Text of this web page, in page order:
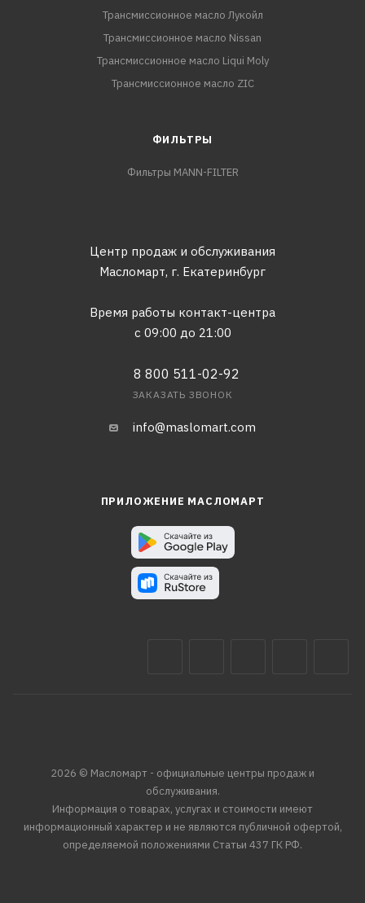
Трансмиссионное масло Лукойл
Трансмиссионное масло Nissan
Трансмиссионное масло Liqui Moly
Трансмиссионное масло ZIC
ФИЛЬТРЫ
Фильтры MANN-FILTER
Центр продаж и обслуживания
Масломарт, г. Екатеринбург
Время работы контакт-центра
с 09:00 до 21:00
8 800 511-02-92
ЗАКАЗАТЬ ЗВОНОК
info@maslomart.com
ПРИЛОЖЕНИЕ МАСЛОМАРТ
2026 © Масломарт - официальные центры продаж и
обслуживания.
Информация о товарах, услугах и стоимости имеют
информационный характер и не являются публичной офертой,
определяемой положениями Статьи 437 ГК РФ.